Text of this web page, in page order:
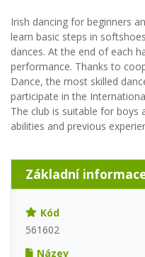
Irish dancing for beginners
learn basic steps in
dances. At the end of each
performance. Thanks to
Dance, the most skilled
participate in the
The club is suitable for boys
abilities and previous
Základní
Kód
561602
Název